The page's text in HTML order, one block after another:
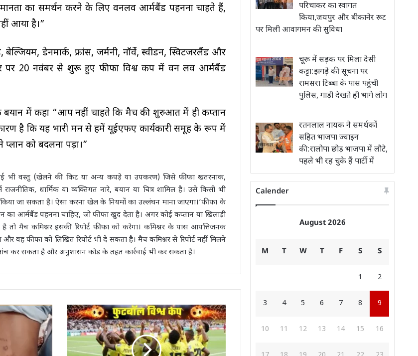
का समर्थन करने के लिए वनलव आर्मबैंड पहनना चाहते हैं,
आया है।”
डेनमार्क, फ्रांस, जर्मनी, नॉर्वे, स्वीडन, स्विटजरलैंड और
पर 20 नवंबर से शुरू हुए फीफा विश्व कप में वन लव आर्मबैंड
में कहा “आप नहीं चाहते कि मैच की शुरुआत में ही कप्तान
है कि यह भारी मन से हमें यूईएफए कार्यकारी समूह के रूप में
को बदलना पड़ा।”
भी वस्तु (खेलने की किट या अन्य कपड़े या उपकरण) जिसे फीफा खतरनाक,
धार्मिक या व्यक्तिगत नारे, बयान या चित्र शामिल है। उसे किसी भी
किया जा सकता है। ऐसा करना खेल के नियमों का उल्लंघन माना जाएगा।’फीफा के
का आर्मबैंड पहनना चाहिए, जो फीफा खुद देता है। अगर कोई कप्तान या खिलाड़ी
तो मैच कमिश्नर इसकी रिपोर्ट फीफा को करेगा। कमिश्नर के पास आपत्तिजनक
वह फीफा को लिखित रिपोर्ट भी दे सकता है। मैच कमिश्नर से रिपोर्ट नहीं मिलने
कर सकता है और अनुशासन कोड के तहत कार्रवाई भी कर सकता है।
परिचाकर का स्वागत
किया,जयपुर और बीकानेर रूट
पर मिली आवागमन की सुविधा
चूरू में सड़क पर मिला देसी
कट्टा:झगड़े की सूचना पर
रामसरा टिब्बा के पास पहुंची
पुलिस, गाड़ी देखते ही भागे लोग
रतनलाल नायक ने समर्थकों
सहित भाजपा ज्वाइन
की:रालोपा छोड़ भाजपा में लौटे,
पहले भी रह चुके हैं पार्टी में
Calender
August 2026
M T W T F S S
1 2
3 4 5 6 7 8 9
10 11 12 13 14 15 16